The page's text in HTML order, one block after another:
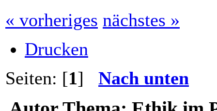
« vorheriges nächstes »
Drucken
Seiten: [1] Nach unten